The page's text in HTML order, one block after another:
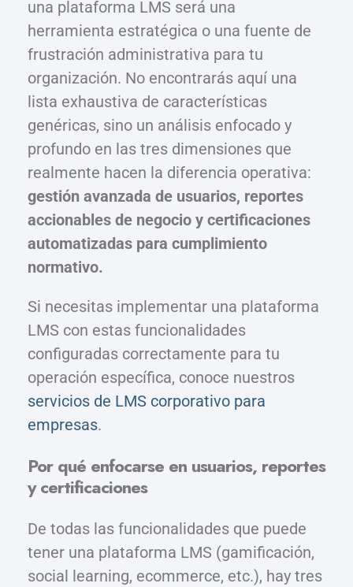
una plataforma LMS será una
herramienta estratégica o una fuente de
frustración administrativa para tu
organización. No encontrarás aquí una
lista exhaustiva de características
genéricas, sino un análisis enfocado y
profundo en las tres dimensiones que
realmente hacen la diferencia operativa:
gestión avanzada de usuarios, reportes
accionables de negocio y certificaciones
automatizadas para cumplimiento
normativo.
Si necesitas implementar una plataforma
LMS con estas funcionalidades
configuradas correctamente para tu
operación específica, conoce nuestros
servicios de LMS corporativo para
empresas.
Por qué enfocarse en usuarios, reportes
y certificaciones
De todas las funcionalidades que puede
tener una plataforma LMS (gamificación,
social learning, ecommerce, etc.), hay tres